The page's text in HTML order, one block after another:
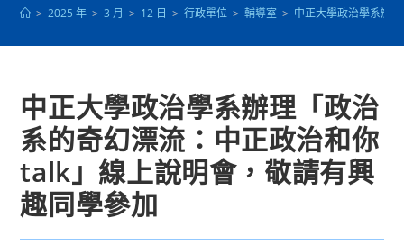
> 2025 年 > 3 月 > 12 日 > 行政單位 > 輔導室 > 中正大學政治學系辦
中正大學政治學系辦理「政治
系的奇幻漂流：中正政治和你
talk」線上說明會，敬請有興
趣同學參加